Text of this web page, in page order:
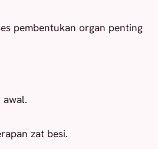
pembentukan organ penting
awal.
zat besi.